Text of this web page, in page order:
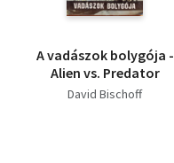
A vadászok bolygója -
Alien vs. Predator
David Bischoff